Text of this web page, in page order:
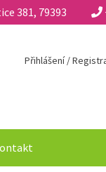
381, 79393
Přihlášení /